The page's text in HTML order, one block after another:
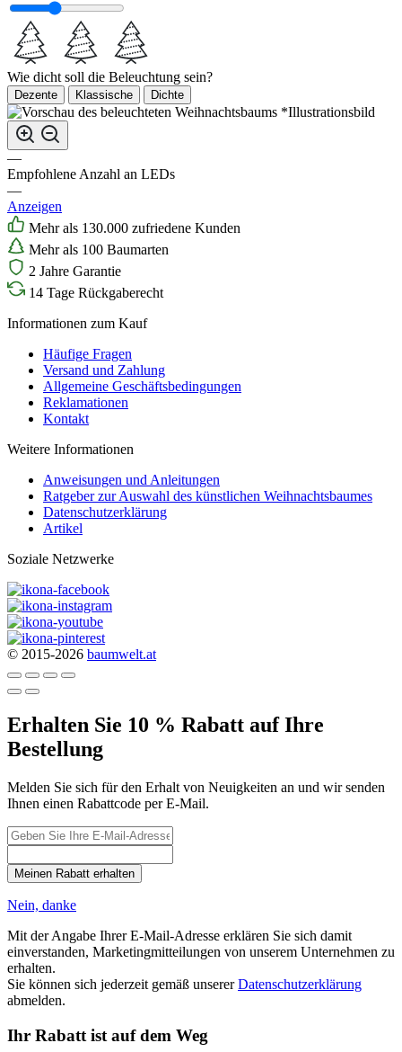
Wie dicht soll die Beleuchtung sein?
Dezente Klassische Dichte
*Illustrationsbild
—
Empfohlene Anzahl an LEDs
—
Anzeigen
Mehr als 130.000 zufriedene Kunden
Mehr als 100 Baumarten
2 Jahre Garantie
14 Tage Rückgaberecht
Informationen zum Kauf
Häufige Fragen
Versand und Zahlung
Allgemeine Geschäftsbedingungen
Reklamationen
Kontakt
Weitere Informationen
Anweisungen und Anleitungen
Ratgeber zur Auswahl des künstlichen Weihnachtsbaumes
Datenschutzerklärung
Artikel
Soziale Netzwerke
© 2015-2026 baumwelt.at
Erhalten Sie 10 % Rabatt auf Ihre
Bestellung
Melden Sie sich für den Erhalt von Neuigkeiten an und wir senden
Ihnen einen Rabattcode per E-Mail.
Meinen Rabatt erhalten
Nein, danke
Mit der Angabe Ihrer E-Mail-Adresse erklären Sie sich damit
einverstanden, Marketingmitteilungen von unserem Unternehmen zu
erhalten.
Sie können sich jederzeit gemäß unsererDatenschutzerklärung
abmelden.
Ihr Rabatt ist auf dem Weg